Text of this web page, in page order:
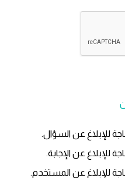
عن السؤال.
عن الإجابة.
عن المستخدم.